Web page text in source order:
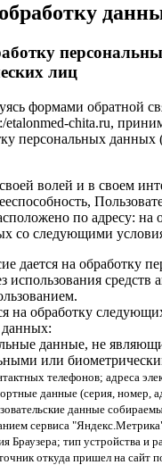
лиц
формами обратной
etalonmed-chita.ru,
персональных данных
волей и в своем
по адресу: на
со следующими
дается на обработку
использования средств
на обработку
данные, не
или
телефонов; адреса
данные (серия, номер,
данные
сервиса
Браузера; тип устройства и
откуда пришел на сайт